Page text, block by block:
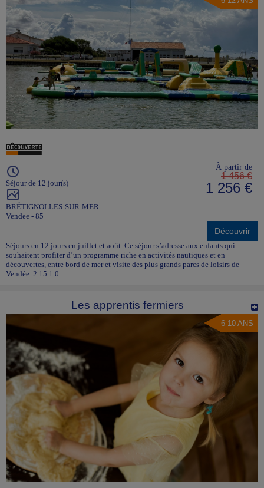
Séjour de 12 jour(s)
BRÉTIGNOLLES-SUR-MER
Vendee - 85
À partir de
1 456 €
1 256 €
Découvrir
Séjours en 12 jours en juillet et août. Ce séjour s’adresse aux enfants qui
souhaitent profiter d’un programme riche en activités nautiques et en
découvertes, entre bord de mer et visite des plus grands parcs de loisirs de
Vendée. 2.15.1.0
Les apprentis fermiers
6-10 ANS